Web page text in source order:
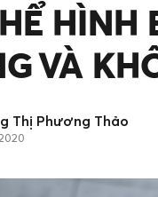
VÀ
Thị Phương Thảo